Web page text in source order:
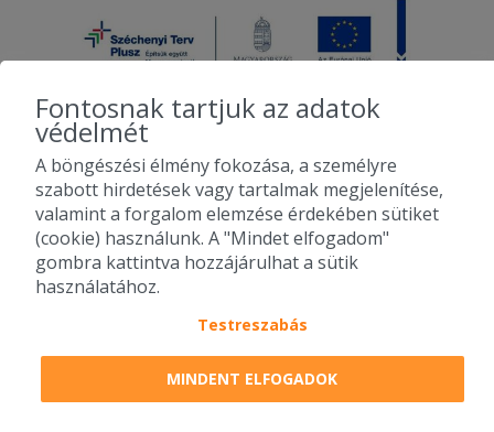
2010-2026 Copyright - Falatozz.hu - Diston-line Kft.
Pizza, gyros, hamburger, menük kedvező áron, egy helyen az összes
étterem ajánlata.
Fontosnak tartjuk az adatok
védelmét
A böngészési élmény fokozása, a személyre
szabott hirdetések vagy tartalmak megjelenítése,
valamint a forgalom elemzése érdekében sütiket
(cookie) használunk. A "Mindet elfogadom"
gombra kattintva hozzájárulhat a sütik
használatához.
Testreszabás
MINDENT ELFOGADOK